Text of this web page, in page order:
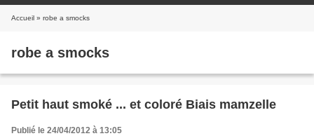
Accueil » robe a smocks
robe a smocks
Petit haut smoké ... et coloré Biais mamzelle
Publié le 24/04/2012 à 13:05